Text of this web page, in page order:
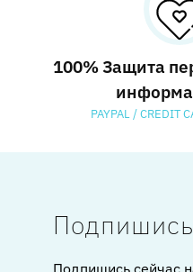
100% Защита
PAYPAL / CREDIT
Подпишись